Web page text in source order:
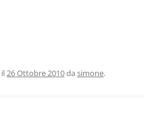
il26 Ottobre 2010da simone.